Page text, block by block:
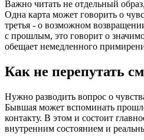
Важно читать не отдельный
Одна карта может говорить о
третья - о возможном
с прошлым, это говорит о
обещает немедленного
Как не перепутать
Нужно разводить вопрос о
Бывшая может вспоминать
контакту. В этом и состоит
внутренним состоянием и